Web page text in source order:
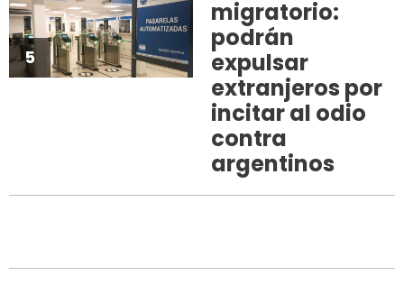
5
migratorio:
podrán
expulsar
extranjeros por
incitar al odio
contra
argentinos